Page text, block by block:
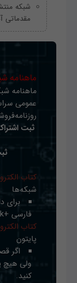
شبکه
مقدماتی
ماهنامه
ماهنامه
عمومی
ثبت
کتاب
شبکه‌ها
برای
فارسی +Network
کتاب
پایتون
اگر
ولی هیچ
کنید.